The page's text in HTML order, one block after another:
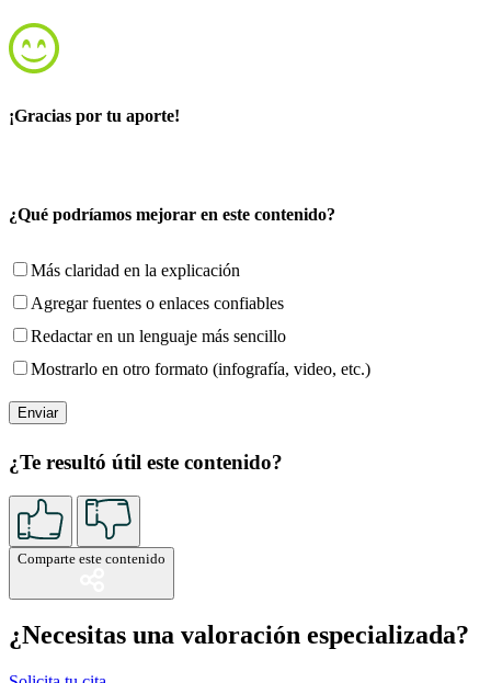
¡Gracias por tu aporte!
¿Qué podríamos mejorar en este contenido?
Más claridad en la explicación
Agregar fuentes o enlaces confiables
Redactar en un lenguaje más sencillo
Mostrarlo en otro formato (infografía, video, etc.)
¿Te resultó útil este contenido?
Comparte este contenido
¿Necesitas una valoración especializada?